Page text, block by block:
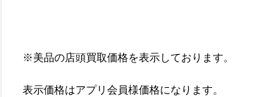
※美品の店頭買取価格を表示しております。
表示価格はアプリ会員様価格になります。